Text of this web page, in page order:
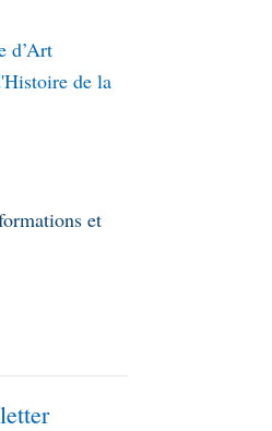
d’Art
de la
et